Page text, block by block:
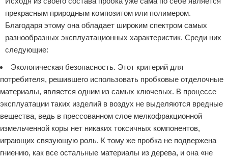
прекрасным природным композитом или полимером.
Благодаря этому она обладает широким спектром самых
разнообразных эксплуатационных характеристик. Среди них
следующие:
Экологическая безопасность. Этот критерий для
потребителя, решившего использовать пробковые отделочные
материалы, является одним из самых ключевых. В процессе
эксплуатации таких изделий в воздух не выделяются вредные
вещества, ведь в прессованном слое мелкофракционной
измельченной коры нет никаких токсичных компонентов,
играющих связующую роль. К тому же пробка не подвержена
гниению, как все остальные материалы из дерева, и она «не